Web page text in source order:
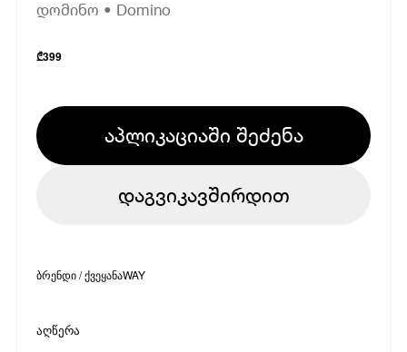
დომინო • Domino
₾399
აპლიკაციაში შეძენა
დაგვიკავშირდით
ბრენდი / ქვეყანაWAY
აღწერა